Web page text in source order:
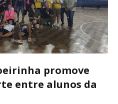
promove
entre alunos da